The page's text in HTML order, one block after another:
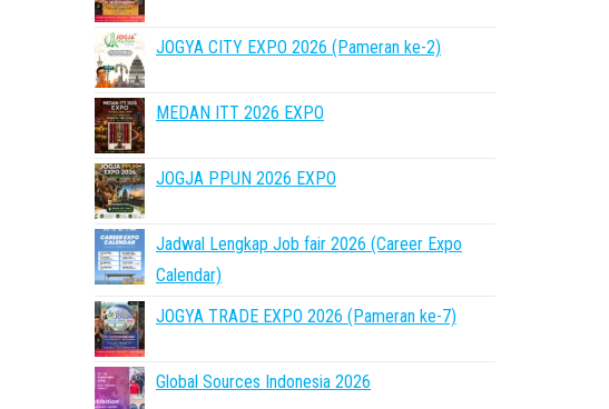
JOGYA CITY EXPO 2026 (Pameran ke-2)
MEDAN ITT 2026 EXPO
JOGJA PPUN 2026 EXPO
Jadwal Lengkap Job fair 2026 (Career Expo
Calendar)
JOGYA TRADE EXPO 2026 (Pameran ke-7)
Global Sources Indonesia 2026